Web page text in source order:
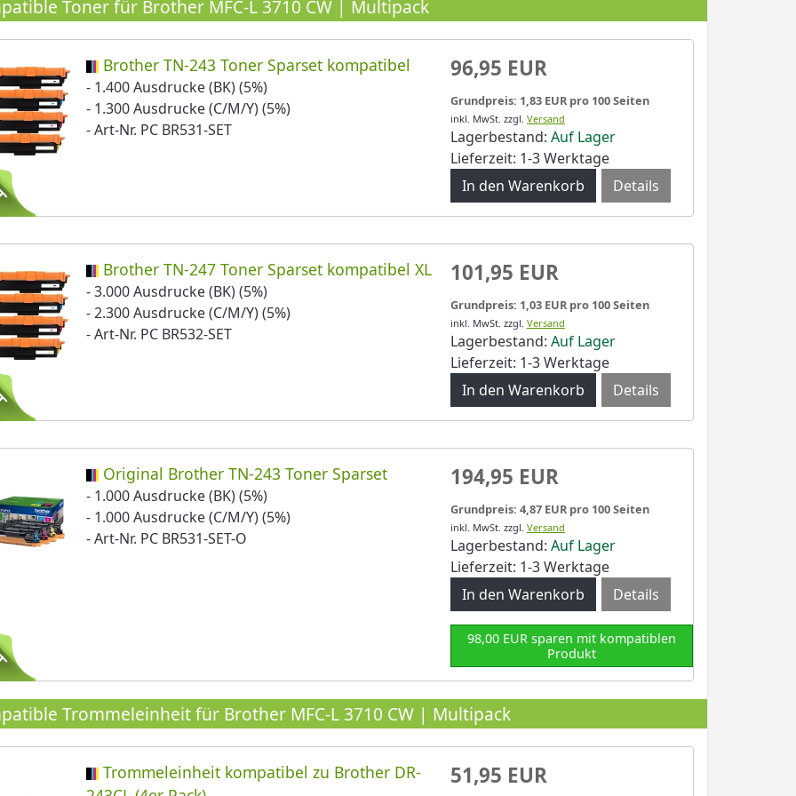
Toner für Brother MFC-L 3710 CW | Multipack
Brother TN-243 Toner Sparset kompatibel
- 1.400 Ausdrucke (BK) (5%)
- 1.300 Ausdrucke (C/M/Y) (5%)
- Art-Nr. PC BR531-SET
96,95 EUR
Grundpreis: 1,83 EUR pro 100 Seiten
inkl. MwSt. zzgl. Versand
Lagerbestand: Auf Lager
Lieferzeit: 1-3 Werktage
Details
Brother TN-247 Toner Sparset kompatibel XL
- 3.000 Ausdrucke (BK) (5%)
- 2.300 Ausdrucke (C/M/Y) (5%)
- Art-Nr. PC BR532-SET
101,95 EUR
Grundpreis: 1,03 EUR pro 100 Seiten
inkl. MwSt. zzgl. Versand
Lagerbestand: Auf Lager
Lieferzeit: 1-3 Werktage
Details
Original Brother TN-243 Toner Sparset
- 1.000 Ausdrucke (BK) (5%)
- 1.000 Ausdrucke (C/M/Y) (5%)
- Art-Nr. PC BR531-SET-O
194,95 EUR
Grundpreis: 4,87 EUR pro 100 Seiten
inkl. MwSt. zzgl. Versand
Lagerbestand: Auf Lager
Lieferzeit: 1-3 Werktage
Details
98,00 EUR sparen mit kompatiblen
Produkt
Trommeleinheit für Brother MFC-L 3710 CW | Multipack
Trommeleinheit kompatibel zu Brother DR-
51,95 EUR